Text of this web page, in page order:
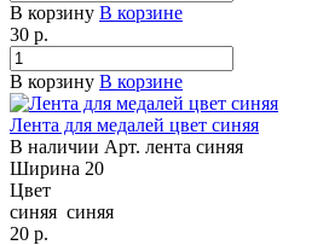
В корзину В корзине
30 р.
В корзину В корзине
Лента для медалей цвет синяя
В наличии Арт. лента синяя
Ширина 20
Цвет
синяя синяя
20 р.